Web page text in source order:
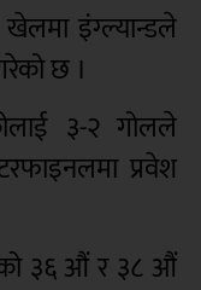
इंग्ल्यान्डले
छ ।
३-२ गोलले
प्रवेश
३६ औं र ३८ औं